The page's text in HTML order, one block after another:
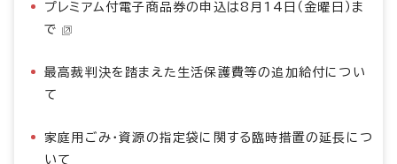
プレミアム付電子商品券の申込は8月14日（金曜日）ま
で
最高裁判決を踏まえた生活保護費等の追加給付につい
て
家庭用ごみ・資源の指定袋に関する臨時措置の延長につ
いて